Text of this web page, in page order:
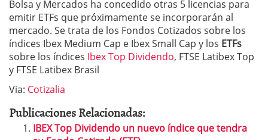
Bolsa y Mercados ha concedido otras 5 licencias para
emitir ETFs que próximamente se incorporarán al
mercado. Se trata de los Fondos Cotizados sobre los
índices Ibex Medium Cap e Ibex Small Cap y los ETFs
sobre los índices Ibex Top Dividendo, FTSE Latibex Top
y FTSE Latibex Brasil
Via: Cotizalia
Publicaciones Relacionadas:
IBEX Top Dividendo un nuevo índice que tendra